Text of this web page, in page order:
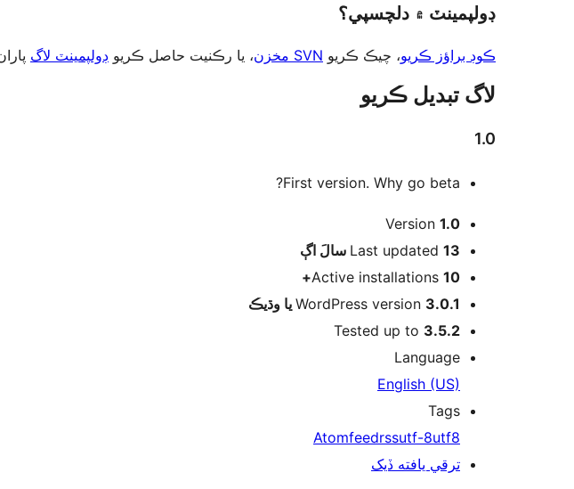
ڊولپمينٽ ۾ دلچسپي؟
ڪوڊ براؤز ڪريو، چيڪ ڪريو SVN مخزن ، يا رڪنيت حاصل ڪريو ڊولپمينٽ لاگ
لاگ تبدیل ڪريو
1.0
First version. Why go beta?
ميٽا Version 1.0
Last updated 13 سالَ
اڳ
Active installations 10+
WordPress version 3.0.1 يا وڌيڪ
Tested up to 3.5.2
Language
English (US)
Tags
Atomfeedrssutf-8utf8
ترقي يافته ڏيک